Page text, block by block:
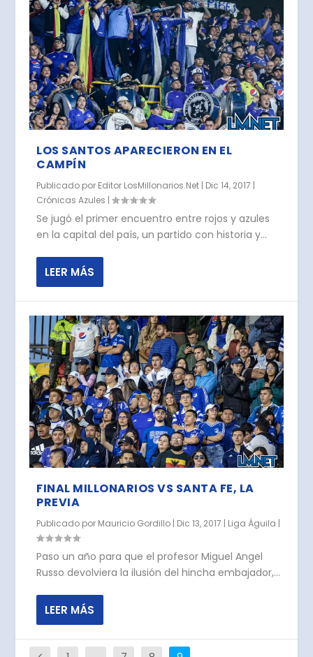
LOS SANTOS APARECIERON EN EL
CAMPÍN
Publicado por Editor LosMillonarios.Net | Dic 14, 2017 |
Crónicas Azules |
Se jugó el primer encuentro entre rojos y azules
en la capital del país, un partido con historia y...
LEER MÁS
FINAL MILLONARIOS VS SANTA FE, LA
PREVIA
Publicado por Mauricio Gordillo | Dic 13, 2017 | Liga Águila |
Paso un año para que el profesor Miguel Angel
Russo devolviera la ilusión del hincha embajador,...
LEER MÁS